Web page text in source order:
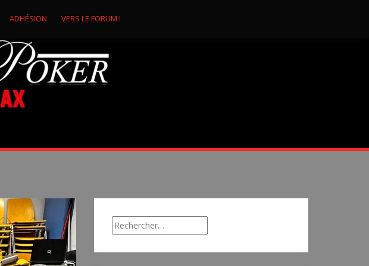
ADHÉSION VERS LE FORUM !
Rechercher :